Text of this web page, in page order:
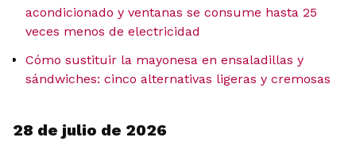
acondicionado y ventanas se consume hasta 25
veces menos de electricidad
Cómo sustituir la mayonesa en ensaladillas y
sándwiches: cinco alternativas ligeras y cremosas
28 de julio de 2026